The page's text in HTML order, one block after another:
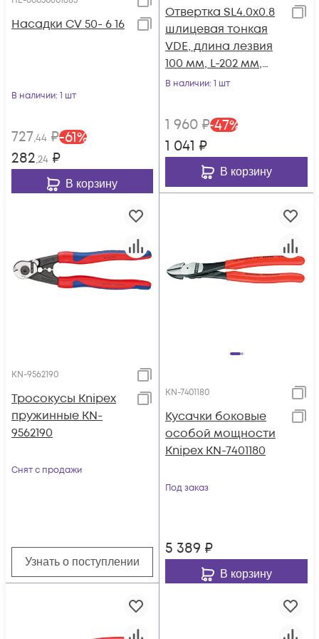
Насадки CV 50- 6 16
В наличии: 1 шт
727,44 ₽-61%
282,24 ₽
В корзину
Отвертка SL4.0x0.8
шлицевая тонкая
VDE, длина лезвия
100 мм, L-202 мм,
диэлектрическая, 2-
рукоятка KN-
982040SL
В наличии: 1 шт
1 960 ₽-47%
1 041 ₽
В корзину
KN-9562190
Тросокусы Knipex
пружинные KN-
9562190
Снят с продажи
Узнать о поступлении
KN-7401180
Кусачки боковые
особой мощности
Knipex KN-7401180
Под заказ
5 389 ₽
В корзину